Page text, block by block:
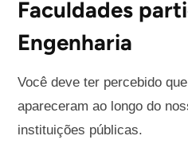
Faculdades
Engenharia
Você deve ter percebido
apareceram ao longo do
instituições públicas.